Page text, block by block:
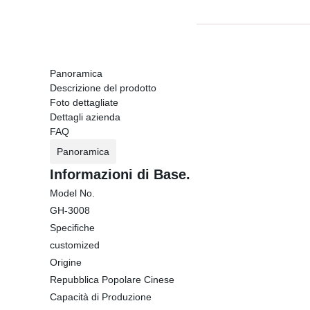
Panoramica
Descrizione del prodotto
Foto dettagliate
Dettagli azienda
FAQ
Panoramica
Informazioni di Base.
Model No.
GH-3008
Specifiche
customized
Origine
Repubblica Popolare Cinese
Capacità di Produzione